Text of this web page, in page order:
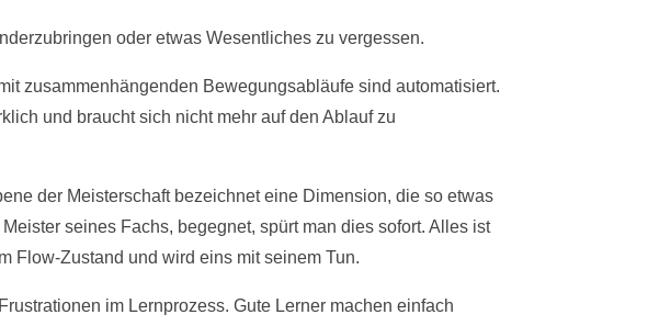
oder etwas Wesentliches zu vergessen.
zusammenhängenden Bewegungsabläufe sind automatisiert.
und braucht sich nicht mehr auf den Ablauf zu
der Meisterschaft bezeichnet eine Dimension, die so etwas
seines Fachs, begegnet, spürt man dies sofort. Alles ist
Flow-Zustand und wird eins mit seinem Tun.
im Lernprozess. Gute Lerner machen einfach